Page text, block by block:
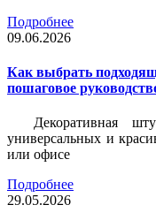
Подробнее
09.06.2026
Как выбрать
пошаговое
Декоративная
универсальных и
или офисе
Подробнее
29.05.2026